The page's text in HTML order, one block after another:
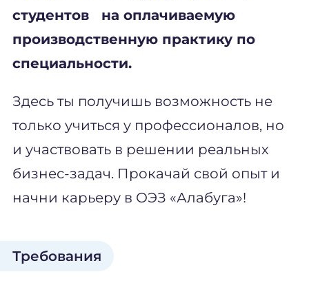
студентов на оплачиваемую
производственную практику по
специальности.
Здесь ты получишь возможность не
только учиться у профессионалов, но
и участвовать в решении реальных
бизнес-задач. Прокачай свой опыт и
начни карьеру в ОЭЗ «Алабуга»!
Требования